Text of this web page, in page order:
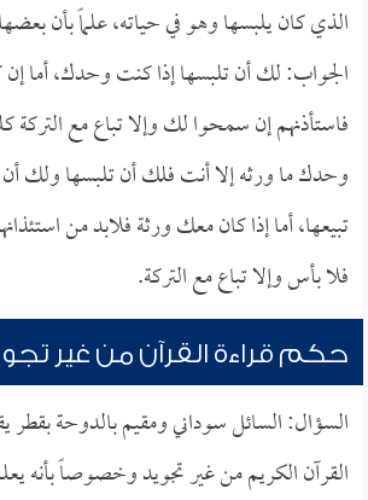
الذي كان يلبسها وهو في حياته، علماً بأن
الجواب: لك أن تلبسها إذا كنت وحدك، أما
فاستأذنهم إن سمحوا لك وإلا تباع مع التركة
وحدك ما ورثه إلا أنت فلك أن تلبسها ولك
تبيعها، أما إذا كان معك ورثة فلابد من
فلا بأس وإلا تباع مع التركة.
حكم قراءة القرآن من غير
السؤال: السائل سوداني ومقيم بالدوحة
القرآن الكريم من غير تجويد وخصوصاً بأنه